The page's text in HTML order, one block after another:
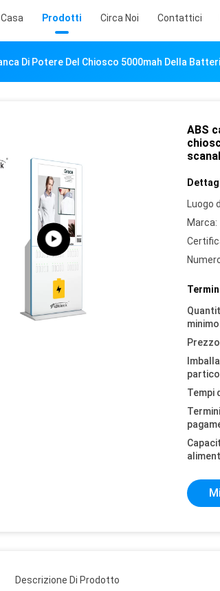
Casa Prodotti Circa Noi Contattici
Di Potere Del Chiosco 5000mah Della
ABS
Luogo
Marca:
Tempi
Descrizione Di Prodotto